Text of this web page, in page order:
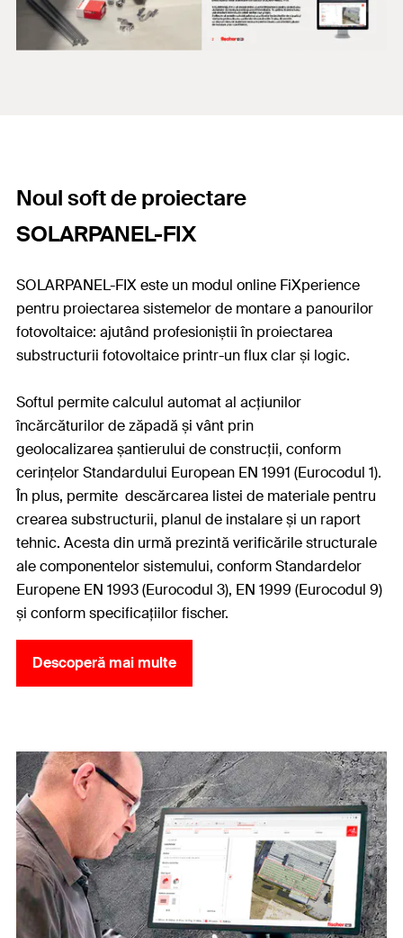
Noul soft de proiectare
SOLARPANEL-FIX
SOLARPANEL-FIX este un modul online FiXperience
pentru proiectarea sistemelor de montare a panourilor
fotovoltaice: ajutând profesioniștii în proiectarea
substructurii fotovoltaice printr-un flux clar și logic.
Softul permite calculul automat al acțiunilor
încărcăturilor de zăpadă și vânt prin
geolocalizarea șantierului de construcții, conform
cerințelor Standardului European EN 1991 (Eurocodul 1).
În plus, permite descărcarea listei de materiale pentru
crearea substructurii, planul de instalare și un raport
tehnic. Acesta din urmă prezintă verificările structurale
ale componentelor sistemului, conform Standardelor
Europene EN 1993 (Eurocodul 3), EN 1999 (Eurocodul 9)
și conform specificațiilor fischer.
Descoperă mai multe